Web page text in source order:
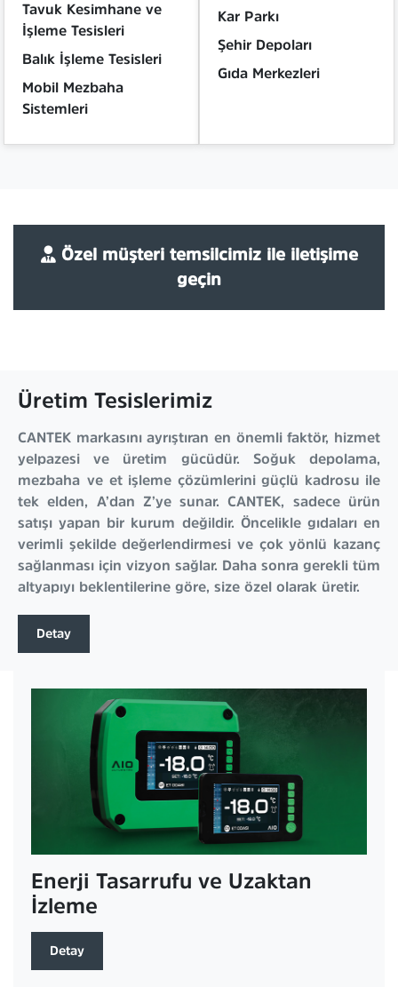
Tavuk Kesimhane ve
İşleme Tesisleri
Balık İşleme Tesisleri
Mobil Mezbaha
Sistemleri
Kar Parkı
Şehir Depoları
Gıda Merkezleri
Özel müşteri temsilcimiz ile iletişime
geçin
Üretim Tesislerimiz
CANTEK markasını ayrıştıran en önemli faktör, hizmet
yelpazesi ve üretim gücüdür. Soğuk depolama,
mezbaha ve et işleme çözümlerini güçlü kadrosu ile
tek elden, A’dan Z’ye sunar. CANTEK, sadece ürün
satışı yapan bir kurum değildir. Öncelikle gıdaları en
verimli şekilde değerlendirmesi ve çok yönlü kazanç
sağlanması için vizyon sağlar. Daha sonra gerekli tüm
altyapıyı beklentilerine göre, size özel olarak üretir.
Detay
Enerji Tasarrufu ve Uzaktan
İzleme
Detay